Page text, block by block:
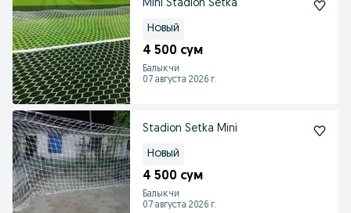
Mini Stadion Setka
Новый
4 500 сум
Балыкчи
07 августа 2026 г.
Stadion Setka Mini
Новый
4 500 сум
Балыкчи
07 августа 2026 г.